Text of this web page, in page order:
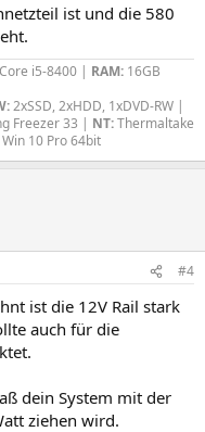
ist und die 580
i5-8400 | RAM: 16GB
2xSSD, 2xHDD, 1xDVD-RW |
Freezer 33 | NT:Thermaltake
Win 10 Pro 64bit
#4
ist die 12V Rail stark
auch für die
dein System mit der
ziehen wird.